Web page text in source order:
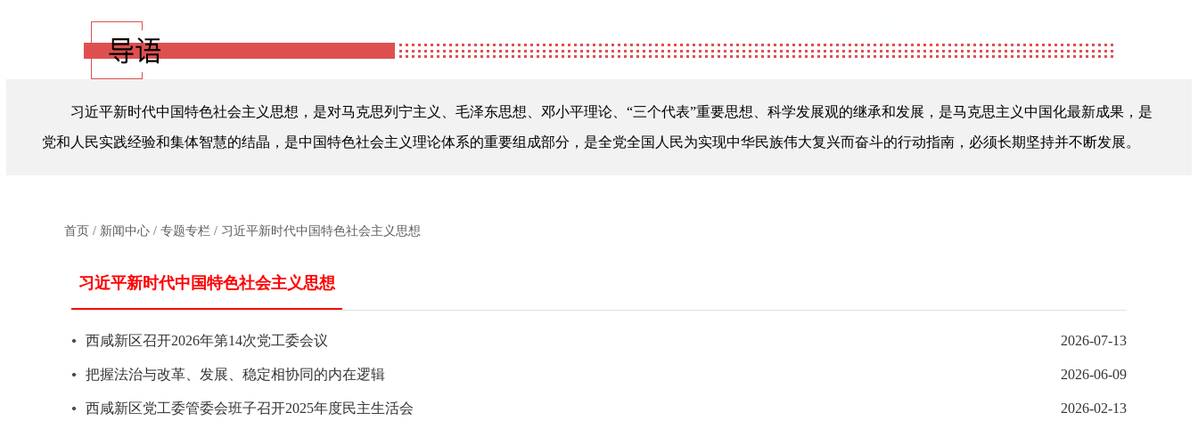
习近平新时代中国特色社会主义思想，是对马克思列宁主义、毛泽东思想、邓小平理论、“三个代表”重要思想、科学发展观的继承和发展，是马克思主义中国化最新成果，是
党和人民实践经验和集体智慧的结晶，是中国特色社会主义理论体系的重要组成部分，是全党全国人民为实现中华民族伟大复兴而奋斗的行动指南，必须长期坚持并不断发展。
首页 / 新闻中心 / 专题专栏 / 习近平新时代中国特色社会主义思想
习近平新时代中国特色社会主义思想
2026-07-13
西咸新区召开2026年第14次党工委会议
2026-06-09
把握法治与改革、发展、稳定相协同的内在逻辑
2026-02-13
西咸新区党工委管委会班子召开2025年度民主生活会